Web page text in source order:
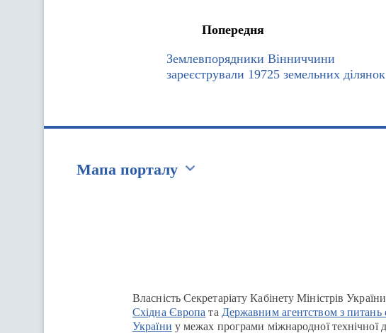
Попередня
Землевпорядники Вінниччини
зареєстрували 19725 земельних ділянок
Мапа порталу
Власність Секретаріату Кабінету Міністрів
Східна Європа та Державним агентством з питань
України у межах програми міжнародної технічної